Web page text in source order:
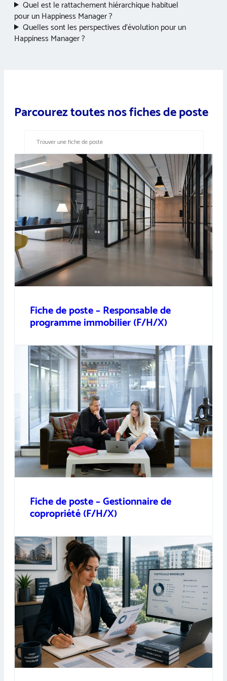
Quel est le rattachement hiérarchique habituel
pour un Happiness Manager ?
Quelles sont les perspectives d’évolution pour un
Happiness Manager ?
Parcourez toutes nos fiches de poste
Fiche de poste – Responsable de
programme immobilier (F/H/X)
Fiche de poste – Gestionnaire de
copropriété (F/H/X)